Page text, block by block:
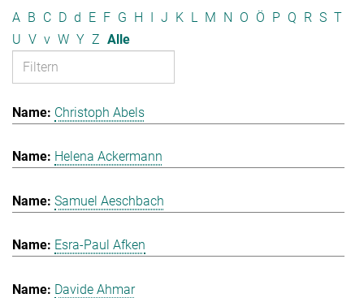
A B C D d E F G H I J K L M N O Ö P Q R S T
U V v W Y Z Alle
Christoph Abels
Helena Ackermann
Samuel Aeschbach
Esra-Paul Afken
Davide Ahmar